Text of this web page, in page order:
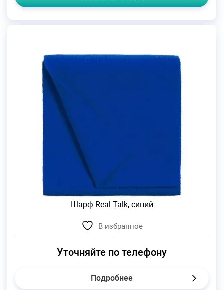
Шарф Real Talk, синий
В избранное
Уточняйте по телефону
Подробнее